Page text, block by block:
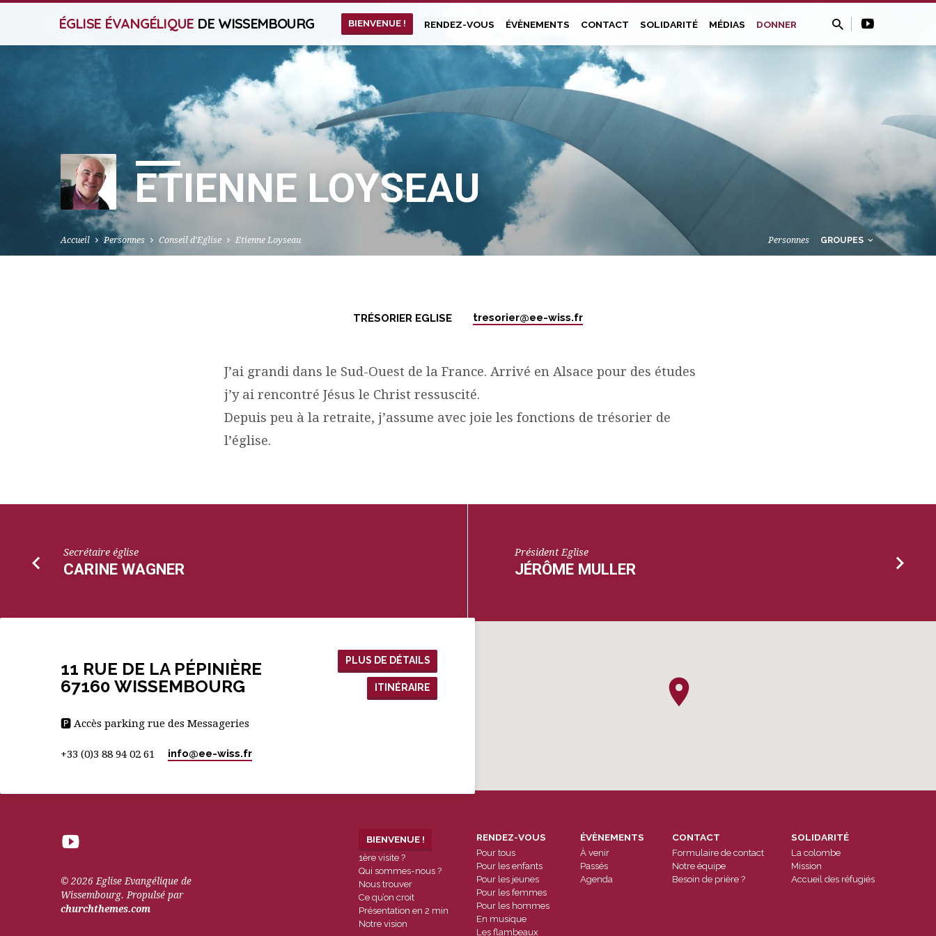
ÉGLISE ÉVANGÉLIQUE DE WISSEMBOURG BIENVENUE ! RENDEZ-VOUS ÉVÈNEMENTS CONTACT SOLIDARITÉ MÉDIAS DONNER
ETIENNE LOYSEAU
Accueil Personnes Conseil d'Eglise Etienne Loyseau Personnes GROUPES
TRÉSORIER EGLISE tresorier​@ee-wiss.fr
J’ai grandi dans le Sud-Ouest de la France. Arrivé en Alsace pour des études
j’y ai rencontré Jésus le Christ ressuscité.
Depuis peu à la retraite, j’assume avec joie les fonctions de trésorier de
l’église.
Secrétaire église
CARINE WAGNER
Président Eglise
JÉRÔME MULLER
11 RUE DE LA PÉPINIÈRE
67160 WISSEMBOURG
PLUS DE DÉTAILS
ITINÉRAIRE
🅿 Accès parking rue des Messageries
+33 (0)3 88 94 02 61 info​@ee-wiss.fr
© 2026 Eglise Evangélique de
Wissembourg. Propulsé par
churchthemes.com
BIENVENUE !
1ère visite ?
Qui sommes-nous ?
Nous trouver
Ce qu’on croit
Présentation en 2 min
Notre vision
RENDEZ-VOUS
Pour tous
Pour les enfants
Pour les jeunes
Pour les femmes
Pour les hommes
En musique
Les flambeaux
ÉVÈNEMENTS
À venir
Passés
Agenda
CONTACT
Formulaire de contact
Notre équipe
Besoin de prière ?
SOLIDARITÉ
La colombe
Mission
Accueil des réfugiés